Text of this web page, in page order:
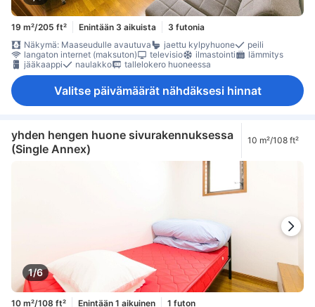
19 m²/205 ft² Enintään 3 aikuista
3 futonia
Näkymä: Maaseudulle avautuva
jaettu kylpyhuone
peili
langaton internet (maksuton)
televisio ilmastointi
lämmitys
jääkaappi
naulakko tallelokero huoneessa
Valitse päivämäärät nähdäksesi hinnat
yhden hengen huone sivurakennuksessa
(Single Annex)
10 m²/108 ft²
1/6
10 m²/108 ft² Enintään 1 aikuinen 1 futon